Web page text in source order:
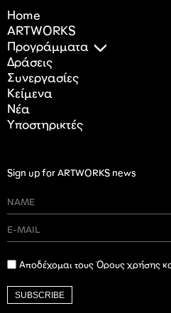
Home
ARTWORKS
Προγράμματα
Δράσεις
Συνεργασίες
Κείμενα
Nέα
Υποστηρικτές
Sign up for ARTWORKS news
Αποδέχομαι τους Όρους χρήσης
SUBSCRIBE